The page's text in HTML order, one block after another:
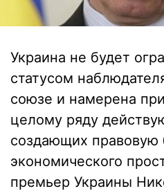
Украина не будет
статусом
союзе и намерена
целому ряду
создающих правовую
экономического
премьер Украины